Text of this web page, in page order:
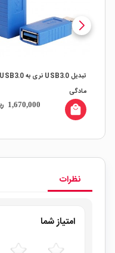
تبدیل USB3.0 نری به USB3.0
مادگی
1,670,000 local_mall
نظرات
امتیاز شما